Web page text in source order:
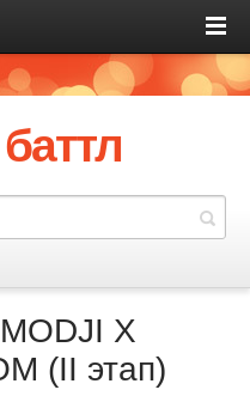
X
(II этап)